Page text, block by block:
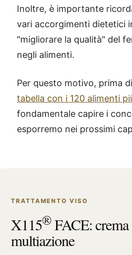
Inoltre, è importante
vari accorgimenti dietetici
"migliorare la qualità" del
negli alimenti.
Per questo motivo, prima
tabella con i 120 alimenti
fondamentale capire i
esporremo nei prossimi
TRATTAMENTO VISO
X115®FACE:
multiazione